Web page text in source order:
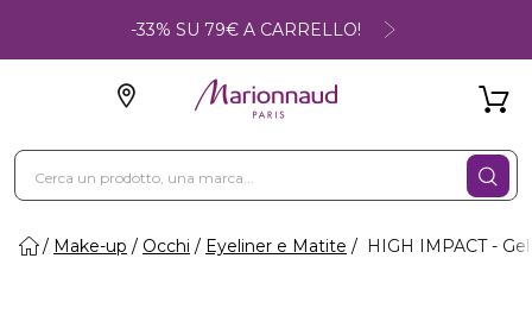
-33% SU 79€ A CARRELLO!
Make-up Occhi Eyeliner e Matite HIGH IMPACT -